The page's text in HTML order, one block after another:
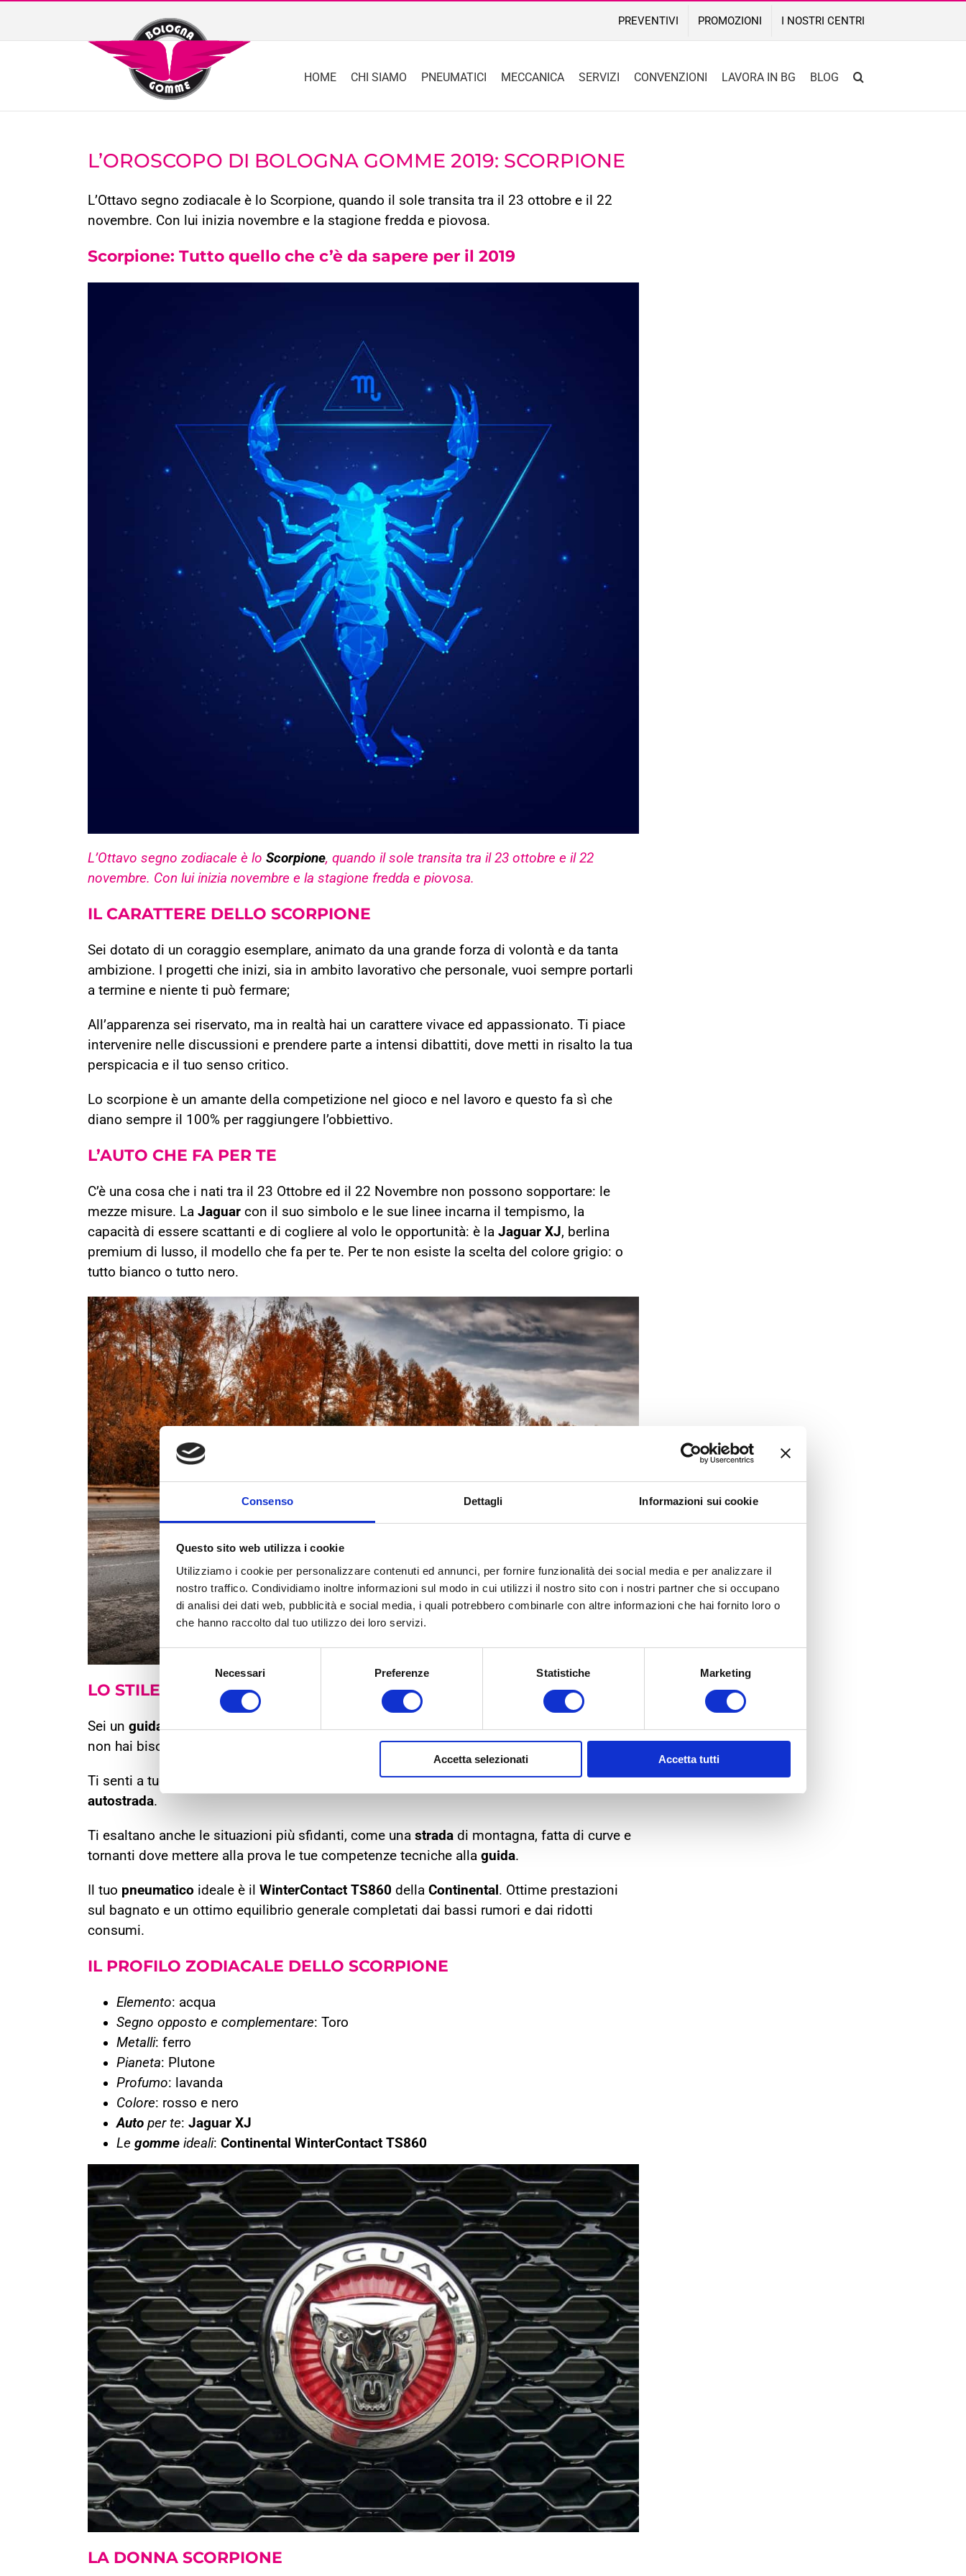
Consenso Dettagli Informazioni sui cookie
Questo sito web utilizza i cookie
Utilizziamo i cookie per personalizzare contenuti ed annunci, per fornire funzionalità dei social media e per analizzare il
nostro traffico. Condividiamo inoltre informazioni sul modo in cui utilizzi il nostro sito con i nostri partner che si occupano
di analisi dei dati web, pubblicità e social media, i quali potrebbero combinarle con altre informazioni che hai fornito loro o
che hanno raccolto dal tuo utilizzo dei loro servizi.
Selezione
consenso
Necessari Preferenze Statistiche Marketing
Accetta selezionati Accetta tutti
content
PREVENTIVI PROMOZIONI I NOSTRI CENTRI
HOME CHI SIAMO PNEUMATICI MECCANICA SERVIZI CONVENZIONI LAVORA IN BG BLOG
L’OROSCOPO DI BOLOGNA GOMME 2019: SCORPIONE
L’Ottavo segno zodiacale è lo Scorpione, quando il sole transita tra il 23 ottobre e il 22
novembre. Con lui inizia novembre e la stagione fredda e piovosa.
Scorpione: Tutto quello che c’è da sapere per il 2019
L’Ottavo segno zodiacale è lo Scorpione, quando il sole transita tra il 23 ottobre e il 22
novembre. Con lui inizia novembre e la stagione fredda e piovosa.
IL CARATTERE DELLO SCORPIONE
Sei dotato di un coraggio esemplare, animato da una grande forza di volontà e da tanta
ambizione. I progetti che inizi, sia in ambito lavorativo che personale, vuoi sempre portarli
a termine e niente ti può fermare;
All’apparenza sei riservato, ma in realtà hai un carattere vivace ed appassionato. Ti piace
intervenire nelle discussioni e prendere parte a intensi dibattiti, dove metti in risalto la tua
perspicacia e il tuo senso critico.
Lo scorpione è un amante della competizione nel gioco e nel lavoro e questo fa sì che
diano sempre il 100% per raggiungere l’obbiettivo.
L’AUTO CHE FA PER TE
C’è una cosa che i nati tra il 23 Ottobre ed il 22 Novembre non possono sopportare: le
mezze misure. La Jaguar con il suo simbolo e le sue linee incarna il tempismo, la
capacità di essere scattanti e di cogliere al volo le opportunità: è la Jaguar XJ, berlina
premium di lusso, il modello che fa per te. Per te non esiste la scelta del colore grigio: o
tutto bianco o tutto nero.
LO STILE DI GUIDAE LE IDEALI
Sei un guidatorea cui piace mostrare il proprio temperamento, sai governare lastradama
non hai bisogno di ostentarlo.
Ti senti a tuo agio in qualsiasi tipo di
, soprattutto quando guidi ad alta velocità in
autostrada.
Ti esaltano anche le situazioni più sfidanti, come una strada di montagna, fatta di curve e
tornanti dove mettere alla prova le tue competenze tecniche alla guida.
Il tuo pneumatico ideale è il WinterContact TS860 della Continental . Ottime prestazioni
sul bagnato e un ottimo equilibrio generale completati dai bassi rumori e dai ridotti
consumi.
IL PROFILO ZODIACALE DELLO SCORPIONE
Elemento: acqua
Segno opposto e complementare: Toro
Metalli: ferro
Pianeta: Plutone
Profumo: lavanda
Colore: rosso e nero
Auto per te: Jaguar XJ
Le gomme ideali: Continental WinterContact TS860
LA DONNA SCORPIONE